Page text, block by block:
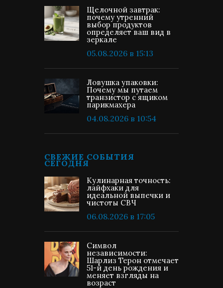
Щелочной завтрак:
почему утренний
выбор продуктов
определяет ваш вид в
зеркале
05.08.2026 в 15:13
Ловушка упаковки:
Почему мы путаем
транзистор с ящиком
парикмахера
04.08.2026 в 10:54
СВЕЖИЕ СОБЫТИЯ
СЕГОДНЯ
Кулинарная точность:
лайфхаки для
идеальной выпечки и
чистоты СВЧ
06.08.2026 в 17:05
Символ
независимости:
Шарлиз Терон отмечает
51-й день рождения и
меняет взгляды на
возраст